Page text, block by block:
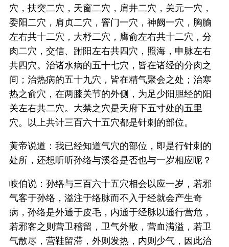
穴，扶突二穴，天窗二穴，肩井二穴，关元一穴，
委阳二穴，肩贞二穴，窨门一穴，神阙一穴，胸腧
左右共十二穴，大杼二穴，膺俞左右共十二穴，分
肉二穴，交信、跗阳左右共四穴，照海，申脉左右
共四穴。治诸水病的五十七穴，皆在诸经的分肉之
间；治热病的五十九穴，皆在精气聚会之处；治寒
热之俞穴，在两膝关节的外侧，为足少阳胆经的阳
关左右共二穴。大禁之穴是天府下五寸处的五里
穴。以上共计三百六十五穴都是针刺的部位。
黄帝说道：我已经知道气穴的部位，即是行针刺的
处所，还想听听孙络与溪谷是否也与一岁相应呢？
岐伯说：孙络与三百六十五穴相会以应一岁，若邪
气客于孙络，溢注于络脉而不入于经就会产生奇
病，孙络是外通于皮毛，内通于经脉以通行营危，
若邪客之则营卫稽留，卫气外散，营血满溢，若卫
气散尽，营鞋留滞，外则发热，内则少气，因此治